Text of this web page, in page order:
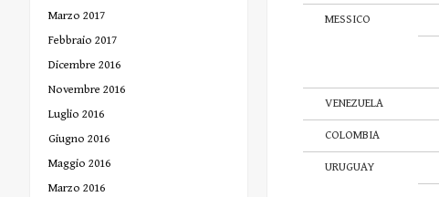
MESSICO
VENEZUELA
COLOMBIA
URUGUAY
Marzo 2017
Febbraio 2017
Dicembre 2016
Novembre 2016
Luglio 2016
Giugno 2016
Maggio 2016
Marzo 2016